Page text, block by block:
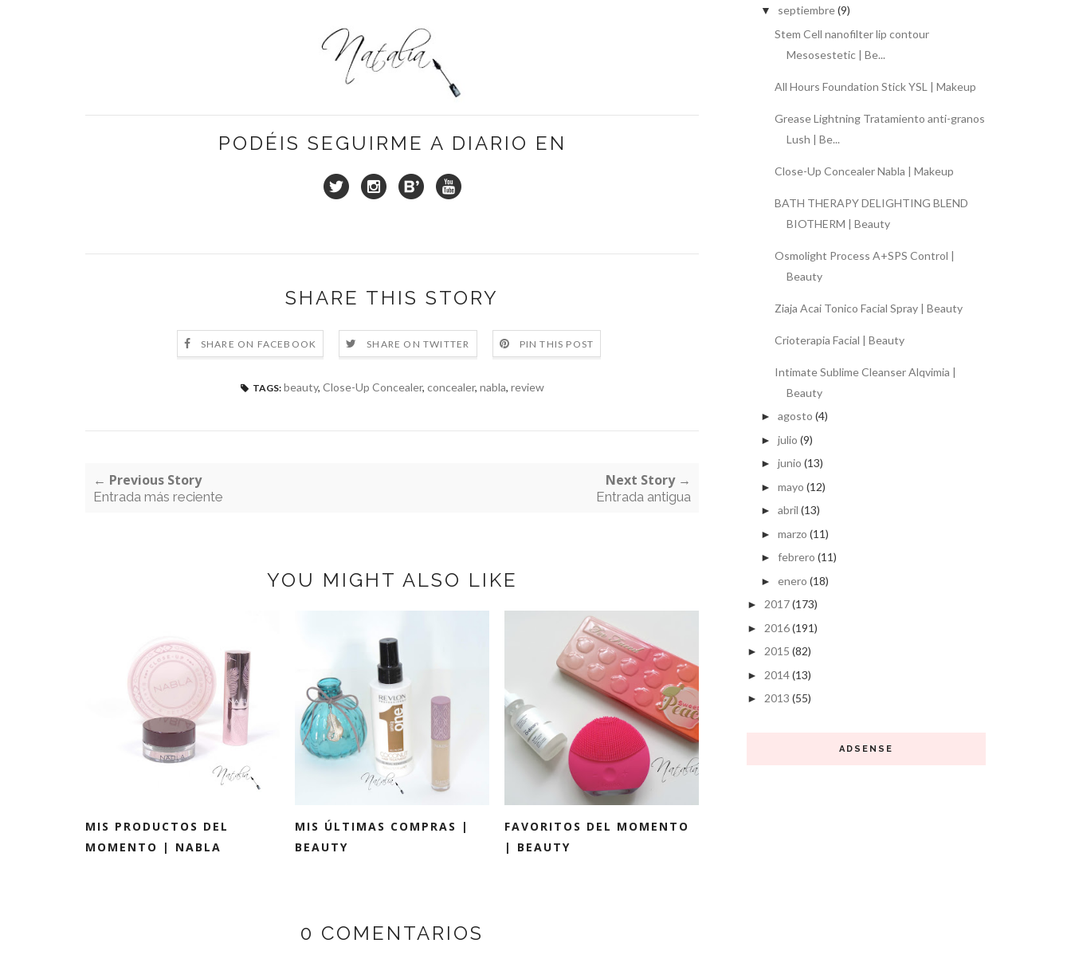
PODÉIS SEGUIRME A DIARIO EN
SHARE THIS STORY
SHARE ON FACEBOOK SHARE ON TWITTER PIN THIS POST
TAGS: beauty, Close-Up Concealer, concealer, nabla, review
← Previous Story
Entrada más reciente
Next Story →
Entrada antigua
YOU MIGHT ALSO LIKE
MIS PRODUCTOS DEL
MOMENTO | NABLA
MIS ÚLTIMAS COMPRAS |
BEAUTY
FAVORITOS DEL MOMENTO
| BEAUTY
0 COMENTARIOS
▼ septiembre(9)
Stem Cell nanofilter lip contour
Mesosestetic | Be...
All Hours Foundation Stick YSL | Makeup
Grease Lightning Tratamiento anti-granos
Lush | Be...
Close-Up Concealer Nabla | Makeup
BATH THERAPY DELIGHTING BLEND
BIOTHERM | Beauty
Osmolight Process A+SPS Control |
Beauty
Ziaja Acai Tonico Facial Spray | Beauty
Crioterapia Facial | Beauty
Intimate Sublime Cleanser Alqvimia |
Beauty
► agosto (4)
► julio (9)
► junio (13)
► mayo (12)
► abril (13)
► marzo (11)
► febrero (11)
► enero (18)
► 2017(173)
► 2016(191)
► 2015 (82)
► 2014(13)
► 2013 (55)
ADSENSE